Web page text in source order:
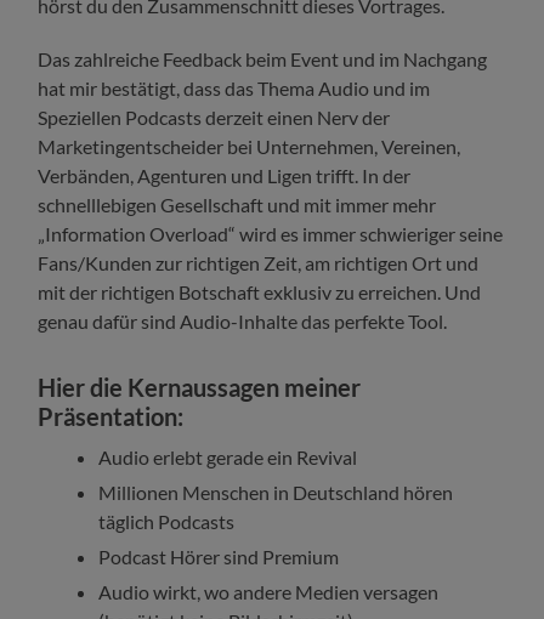
hörst du den Zusammenschnitt dieses Vortrages.
Das zahlreiche Feedback beim Event und im Nachgang
hat mir bestätigt, dass das Thema Audio und im
Speziellen Podcasts derzeit einen Nerv der
Marketingentscheider bei Unternehmen, Vereinen,
Verbänden, Agenturen und Ligen trifft. In der
schnelllebigen Gesellschaft und mit immer mehr
„Information Overload“ wird es immer schwieriger seine
Fans/Kunden zur richtigen Zeit, am richtigen Ort und
mit der richtigen Botschaft exklusiv zu erreichen. Und
genau dafür sind Audio-Inhalte das perfekte Tool.
Hier die Kernaussagen meiner
Präsentation:
Audio erlebt gerade ein Revival
Millionen Menschen in Deutschland hören
täglich Podcasts
Podcast Hörer sind Premium
Audio wirkt, wo andere Medien versagen